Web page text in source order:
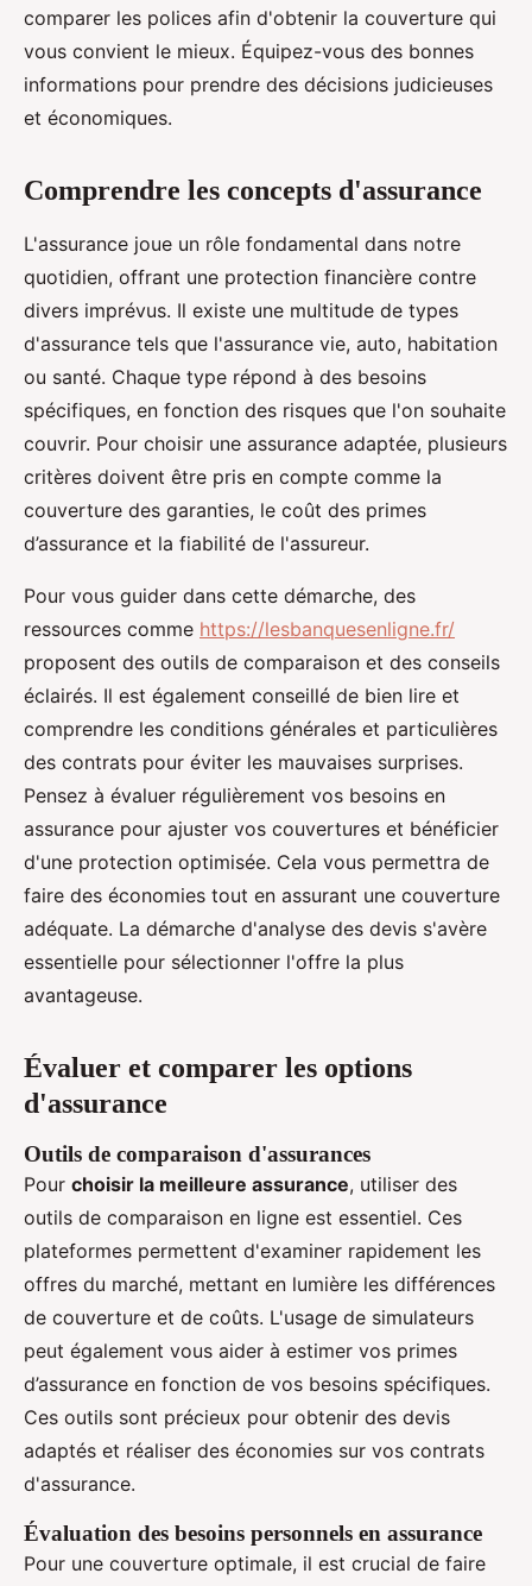
comparer les polices afin d'obtenir la couverture qui
vous convient le mieux. Équipez-vous des bonnes
informations pour prendre des décisions judicieuses
et économiques.
Comprendre les concepts d'assurance
L'assurance joue un rôle fondamental dans notre
quotidien, offrant une protection financière contre
divers imprévus. Il existe une multitude de types
d'assurance tels que l'assurance vie, auto, habitation
ou santé. Chaque type répond à des besoins
spécifiques, en fonction des risques que l'on souhaite
couvrir. Pour choisir une assurance adaptée, plusieurs
critères doivent être pris en compte comme la
couverture des garanties, le coût des primes
d’assurance et la fiabilité de l'assureur.
Pour vous guider dans cette démarche, des
ressources comme https://lesbanquesenligne.fr/
proposent des outils de comparaison et des conseils
éclairés. Il est également conseillé de bien lire et
comprendre les conditions générales et particulières
des contrats pour éviter les mauvaises surprises.
Pensez à évaluer régulièrement vos besoins en
assurance pour ajuster vos couvertures et bénéficier
d'une protection optimisée. Cela vous permettra de
faire des économies tout en assurant une couverture
adéquate. La démarche d'analyse des devis s'avère
essentielle pour sélectionner l'offre la plus
avantageuse.
Évaluer et comparer les options
d'assurance
Outils de comparaison d'assurances
Pour choisir la meilleure assurance, utiliser des
outils de comparaison en ligne est essentiel. Ces
plateformes permettent d'examiner rapidement les
offres du marché, mettant en lumière les différences
de couverture et de coûts. L'usage de simulateurs
peut également vous aider à estimer vos primes
d’assurance en fonction de vos besoins spécifiques.
Ces outils sont précieux pour obtenir des devis
adaptés et réaliser des économies sur vos contrats
d'assurance.
Évaluation des besoins personnels en assurance
Pour une couverture optimale, il est crucial de faire